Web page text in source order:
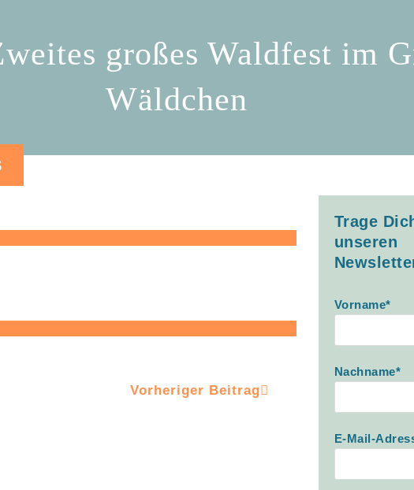
großes Waldfest im
Wäldchen
Vorheriger Beitrag
Trage
unseren
Vorname*
Nachname*
E-Mail-